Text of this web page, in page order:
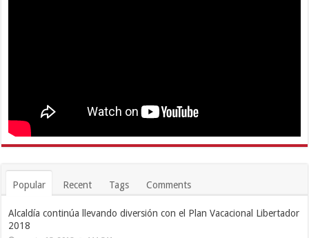
Popular Recent Tags Comments
Alcaldía continúa llevando diversión con el Plan Vacacional Libertador
2018